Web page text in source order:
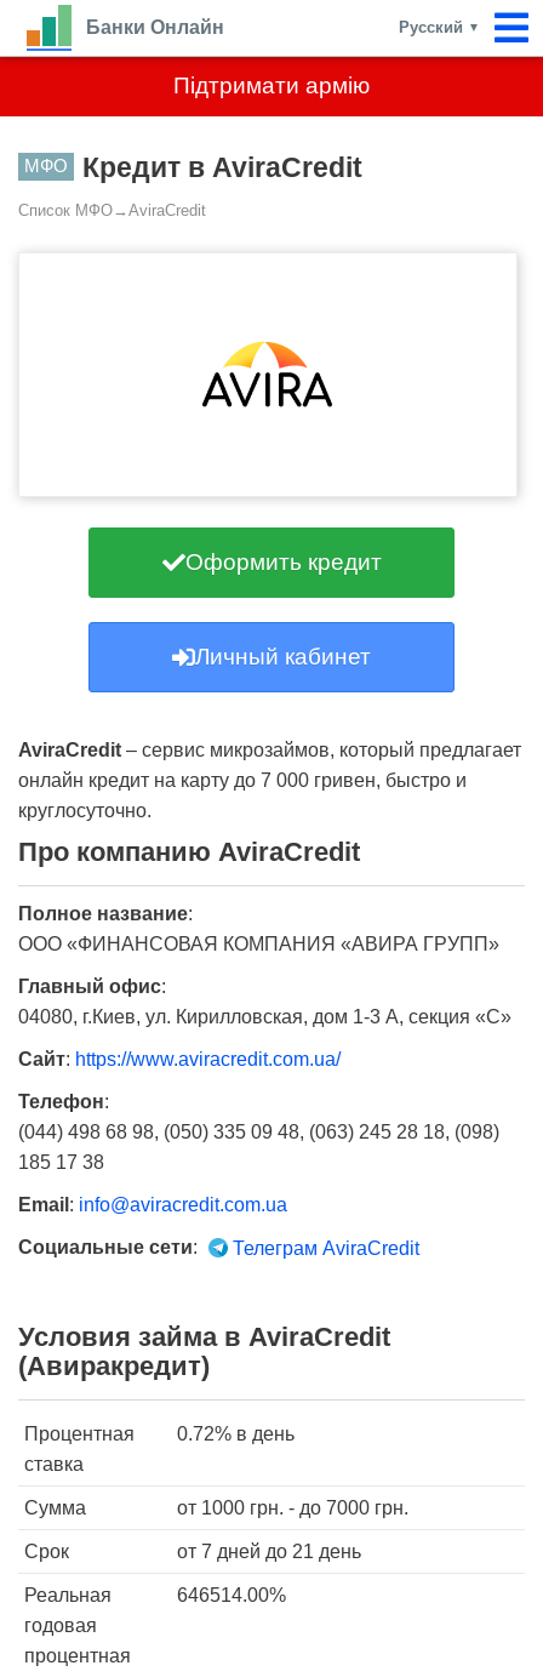
Підтримати армію
Банки Онлайн Русский ▼
МФО Кредит в AviraCredit
Список МФО→ AviraCredit
Оформить кредит
Личный кабинет
AviraCredit – сервис микрозаймов, который предлагает
онлайн кредит на карту до 7 000 гривен, быстро и
круглосуточно.
Про компанию AviraCredit
Полное название:
ООО «ФИНАНСОВАЯ КОМПАНИЯ «АВИРА ГРУПП»
Главный офис:
04080, г.Киев, ул. Кирилловская, дом 1-3 А, секция «С»
Сайт: https://www.aviracredit.com.ua/
Телефон:
(044) 498 68 98, (050) 335 09 48, (063) 245 28 18, (098)
185 17 38
Email : info@aviracredit.com.ua
Социальные сети: Телеграм AviraCredit
Условия займа в AviraCredit
(Авиракредит)
Процентная
ставка
0.72% в день
Сумма от 1000 грн. - до 7000 грн.
Срок от 7 дней до 21 день
Реальная
годовая
процентная
646514.00%